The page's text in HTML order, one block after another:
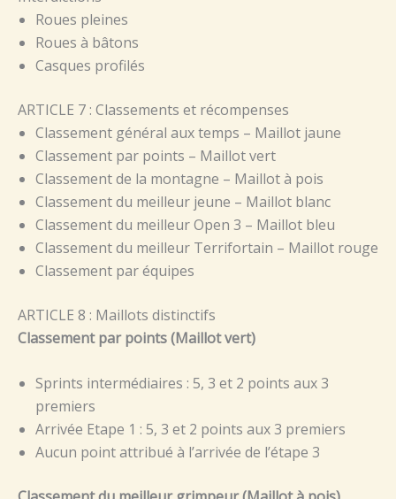
Roues pleines
Roues à bâtons
Casques profilés
ARTICLE 7 : Classements et récompenses
Classement général aux temps – Maillot jaune
Classement par points – Maillot vert
Classement de la montagne – Maillot à pois
Classement du meilleur jeune – Maillot blanc
Classement du meilleur Open 3 – Maillot bleu
Classement du meilleur Terrifortain – Maillot rouge
Classement par équipes
ARTICLE 8 : Maillots distinctifs
Classement par points (Maillot vert)
Sprints intermédiaires : 5, 3 et 2 points aux 3
premiers
Arrivée Etape 1 : 5, 3 et 2 points aux 3 premiers
Aucun point attribué à l’arrivée de l’étape 3